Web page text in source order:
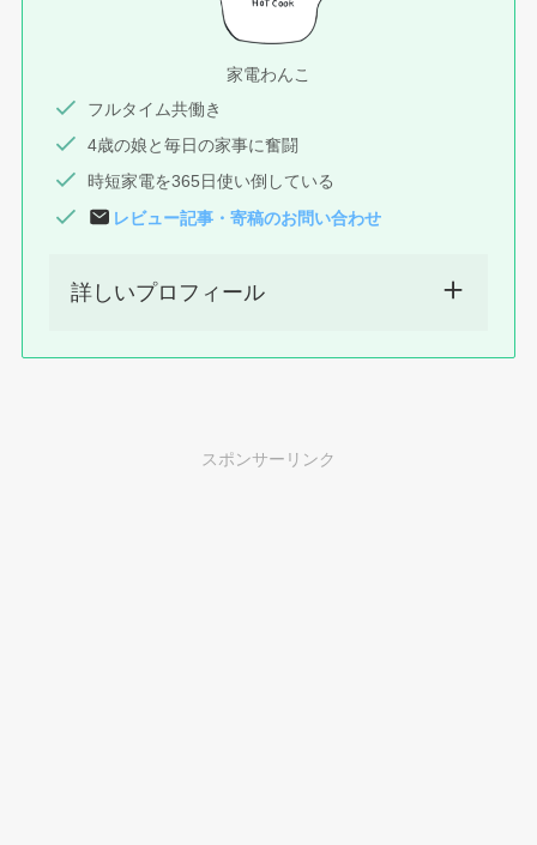
家電わんこ
フルタイム共働き
4歳の娘と毎日の家事に奮闘
時短家電を365日使い倒している
レビュー記事 ・寄稿のお問い合わせ
詳しいプロフィール
スポンサーリンク